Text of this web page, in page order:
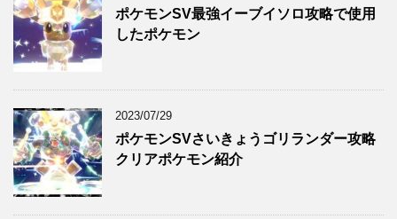
ポケモンSV最強イーブイソロ攻略で使用
したポケモン
2023/07/29
ポケモンSVさいきょうゴリランダー攻略
クリアポケモン紹介